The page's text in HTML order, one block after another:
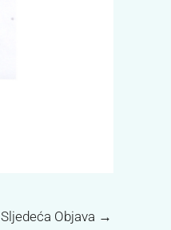
Sljedeća Objava →